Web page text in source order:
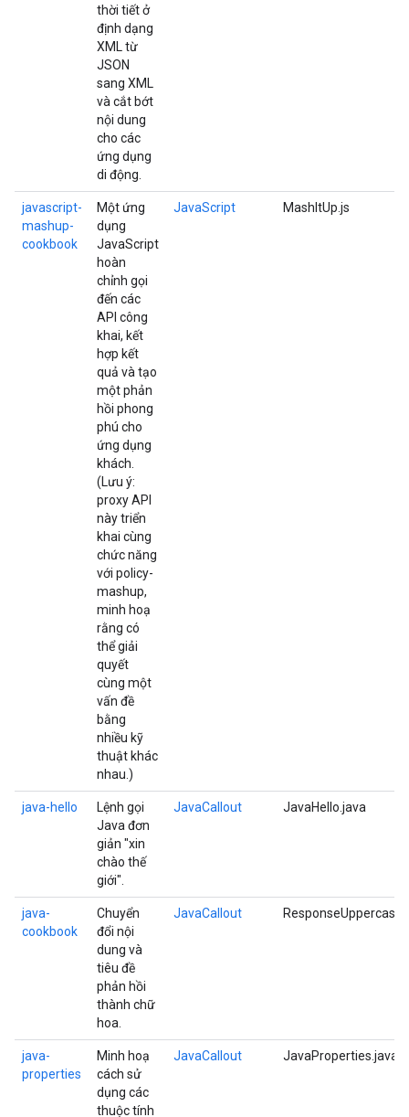
thời tiết ở
định dạng
XML từ
JSON
sang XML
và cắt bớt
nội dung
cho các
ứng dụng
di động.
javascript-
mashup-
cookbook
Một ứng
dụng
JavaScript
hoàn
chỉnh gọi
đến các
API công
khai, kết
hợp kết
quả và tạo
một phản
hồi phong
phú cho
ứng dụng
khách.
(Lưu ý:
proxy API
này triển
khai cùng
chức năng
với policy-
mashup,
minh hoạ
rằng có
thể giải
quyết
cùng một
vấn đề
bằng
nhiều kỹ
thuật khác
nhau.)
JavaScript MashItUp.js
java-hello
Lệnh gọi
Java đơn
giản "xin
chào thế
giới".
JavaCallout JavaHello.java
java-
cookbook
Chuyển
đổi nội
dung và
tiêu đề
phản hồi
thành chữ
hoa.
JavaCallout
java-
properties
Minh hoạ
cách sử
dụng các
thuộc tính
JavaCallout JavaProperties.java